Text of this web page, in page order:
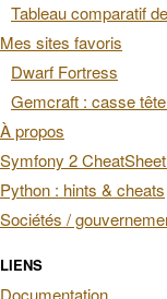
Tableau comparatif
Mes sites favoris
Dwarf Fortress
Gemcraft : casse
À propos
Symfony 2
Python : hints & cheats
Sociétés /
LIENS
Documentation